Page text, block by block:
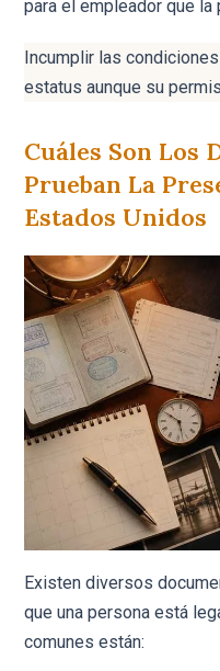
para el empleador que la
Incumplir las
estatus aunque su
Cuáles Son Los
Prueban La
Estados Unidos
Existen diversos
que una persona está
comunes están: